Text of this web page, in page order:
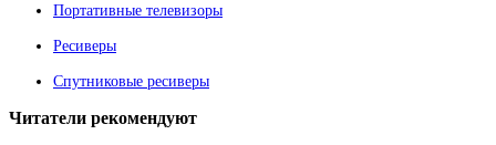
Портативные телевизоры
Ресиверы
Спутниковые ресиверы
Читатели рекомендуют